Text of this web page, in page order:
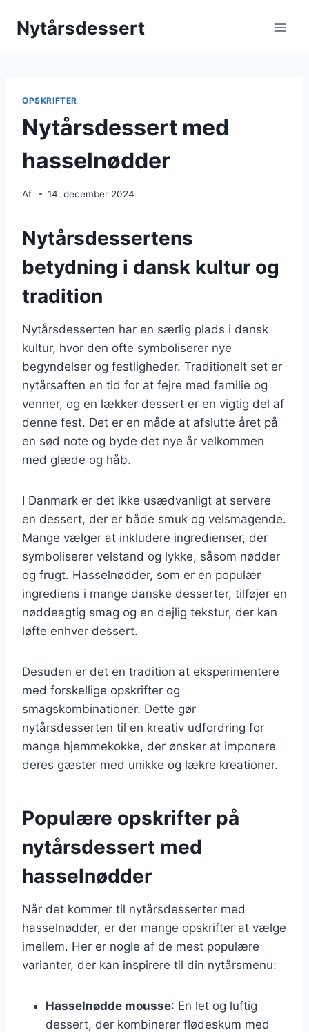
Nytårsdessert
OPSKRIFTER
Nytårsdessert med
hasselnødder
Af 14. december 2024
Nytårsdessertens
betydning i dansk kultur og
tradition
Nytårsdesserten har en særlig plads i dansk
kultur, hvor den ofte symboliserer nye
begyndelser og festligheder. Traditionelt set er
nytårsaften en tid for at fejre med familie og
venner, og en lækker dessert er en vigtig del af
denne fest. Det er en måde at afslutte året på
en sød note og byde det nye år velkommen
med glæde og håb.
I Danmark er det ikke usædvanligt at servere
en dessert, der er både smuk og velsmagende.
Mange vælger at inkludere ingredienser, der
symboliserer velstand og lykke, såsom nødder
og frugt. Hasselnødder, som er en populær
ingrediens i mange danske desserter, tilføjer en
nøddeagtig smag og en dejlig tekstur, der kan
løfte enhver dessert.
Desuden er det en tradition at eksperimentere
med forskellige opskrifter og
smagskombinationer. Dette gør
nytårsdesserten til en kreativ udfordring for
mange hjemmekokke, der ønsker at imponere
deres gæster med unikke og lækre kreationer.
Populære opskrifter på
nytårsdessert med
hasselnødder
Når det kommer til nytårsdesserter med
hasselnødder, er der mange opskrifter at vælge
imellem. Her er nogle af de mest populære
varianter, der kan inspirere til din nytårsmenu:
Hasselnødde mousse: En let og luftig
dessert, der kombinerer flødeskum med